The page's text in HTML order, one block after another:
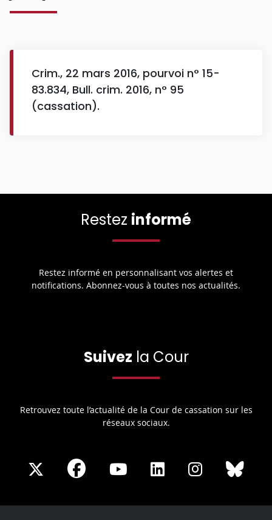
Crim., 22 mars 2016, pourvoi n° 15-
83.834, Bull. crim. 2016, n° 95
(cassation).
Restez informé
Restez informé en personnalisant vos alertes et
notifications. Abonnez-vous à toutes nos actualités.
Suivez la Cour
Retrouvez toute l’actualité de la Cour de cassation sur les
réseaux sociaux.
Share
X
Share
Facebook
Share
Youtube
Share
LinkedIn
Share
Instagram